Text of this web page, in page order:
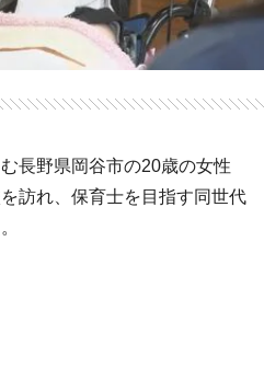
長野県岡谷市の20歳の女性
訪れ、保育士を目指す同世代